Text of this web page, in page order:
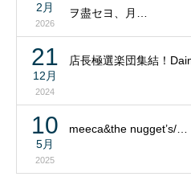
2月
2026
ヲ盡セヨ、月…
21
12月
2024
店長極選楽団集結！
10
5月
2025
meeca&the nugget’s/…